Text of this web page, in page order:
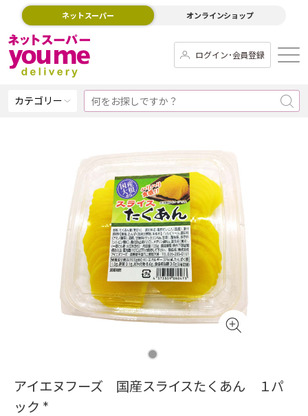
ネットスーパー オンラインショップ
ログイン･会員登録
カテゴリー
アイエヌフーズ 国産スライスたくあん １パ
ック *